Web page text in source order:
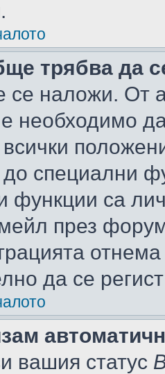
трябва да
се наложи. От
необходимо
специални
функции са
през
да се
вашия статус